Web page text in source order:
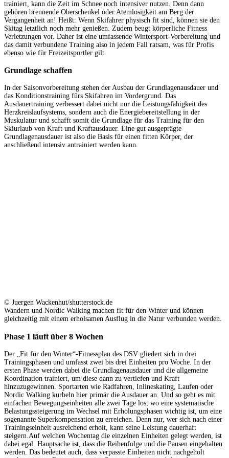
trainiert, kann die Zeit im Schnee noch intensiver nutzen. Denn dann
gehören brennende Oberschenkel oder Atemlosigkeit am Berg der
Vergangenheit an! Heißt: Wenn Skifahrer physisch fit sind, können sie den
Skitag letztlich noch mehr genießen. Zudem beugt körperliche Fitness
Verletzungen vor. Daher ist eine umfassende Wintersport-Vorbereitung und
das damit verbundene Training also in jedem Fall ratsam, was für Profis
ebenso wie für Freizeitsportler gilt.
Grundlage schaffen
In der Saisonvorbereitung stehen der Ausbau der Grundlagenausdauer und
das Konditionstraining fürs Skifahren im Vordergrund. Das
Ausdauertraining verbessert dabei nicht nur die Leistungsfähigkeit des
Herzkreislaufsystems, sondern auch die Energiebereitstellung in der
Muskulatur und schafft somit die Grundlage für das Training für den
Skiurlaub von Kraft und Kraftausdauer. Eine gut ausgeprägte
Grundlagenausdauer ist also die Basis für einen fitten Körper, der
anschließend intensiv antrainiert werden kann.
© Juergen Wackenhut/shutterstock.de
Wandern und Nordic Walking machen fit für den Winter und können
gleichzeitig mit einem erholsamen Ausflug in die Natur verbunden werden.
Phase 1 läuft über 8 Wochen
Der „Fit für den Winter“-Fitnessplan des DSV gliedert sich in drei
Trainingsphasen und umfasst zwei bis drei Einheiten pro Woche. In der
ersten Phase werden dabei die Grundlagenausdauer und die allgemeine
Koordination trainiert, um diese dann zu vertiefen und Kraft
hinzuzugewinnen. Sportarten wie Radfahren, Inlineskating, Laufen oder
Nordic Walking kurbeln hier primär die Ausdauer an. Und so geht es mit
einfachen Bewegungseinheiten alle zwei Tage los, wo eine systematische
Belastungssteigerung im Wechsel mit Erholungsphasen wichtig ist, um eine
sogenannte Superkompensation zu erreichen. Denn nur, wer sich nach einer
Trainingseinheit ausreichend erholt, kann seine Leistung dauerhaft
steigern.Auf welchen Wochentag die einzelnen Einheiten gelegt werden, ist
dabei egal. Hauptsache ist, dass die Reihenfolge und die Pausen eingehalten
werden. Das bedeutet auch, dass verpasste Einheiten nicht nachgeholt